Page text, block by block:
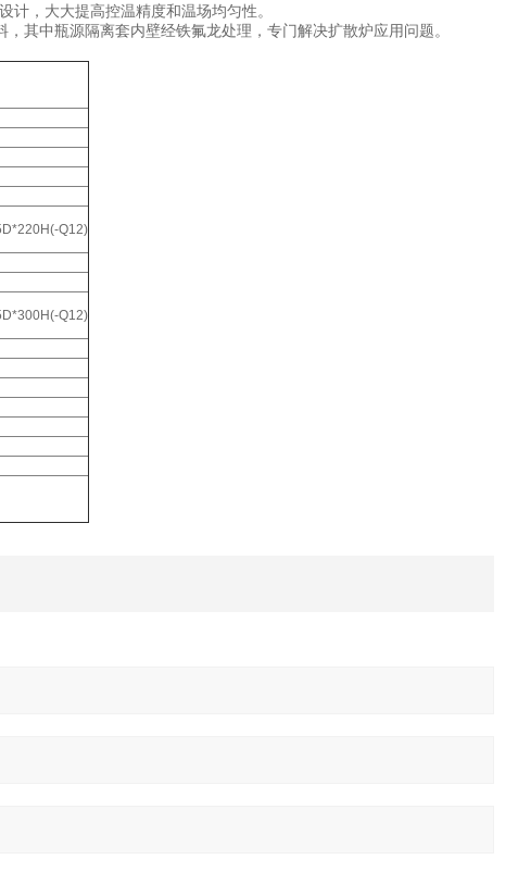
，大大提高控温精度和温场均匀性。
其中瓶源隔离套内壁经铁氟龙处理，专门解决扩散炉应用问题。
Q12)
Q12)